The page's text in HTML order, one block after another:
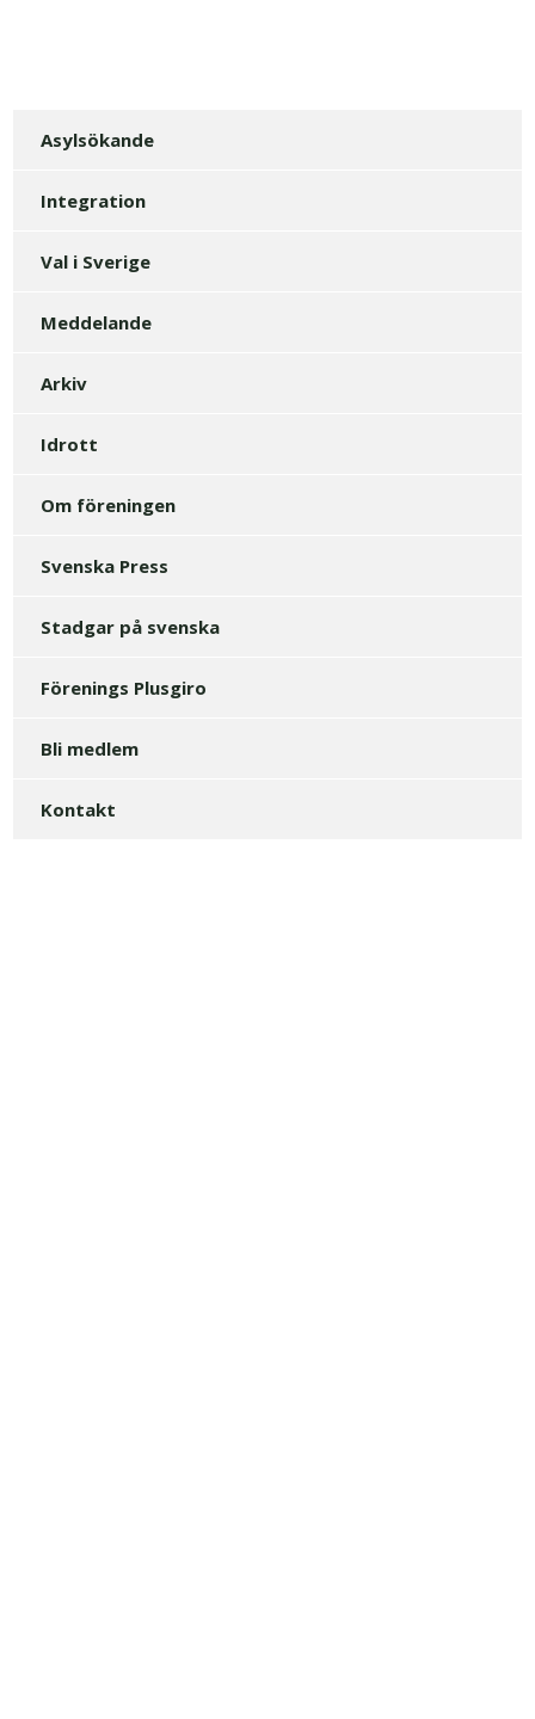
Asylsökande
Integration
Val i Sverige
Meddelande
Arkiv
Idrott
Om föreningen
Svenska Press
Stadgar på svenska
Förenings Plusgiro
Bli medlem
Kontakt